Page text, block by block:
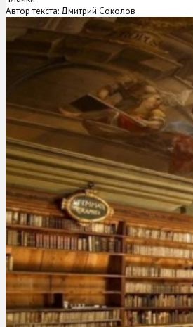
Автор текста: Дмитрий Соколов